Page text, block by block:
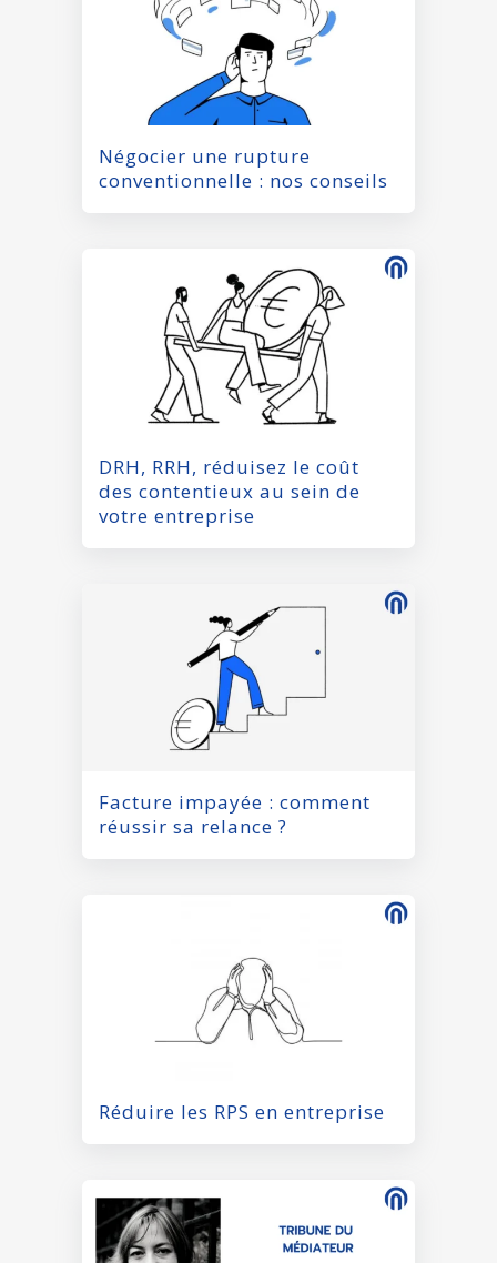
Négocier une rupture
conventionnelle : nos conseils
DRH, RRH, réduisez le coût
des contentieux au sein de
votre entreprise
Facture impayée : comment
réussir sa relance ?
Réduire les RPS en entreprise